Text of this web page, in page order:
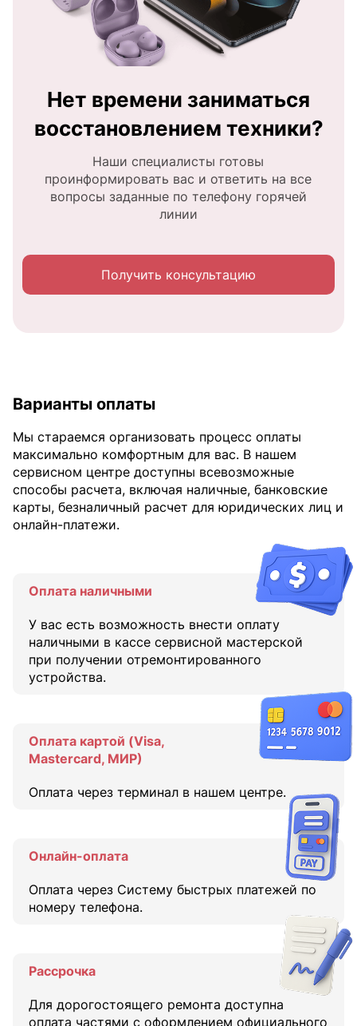
Нет времени заниматься
восстановлением техники?
Наши специалисты готовы
проинформировать вас и ответить на все
вопросы заданные по телефону горячей
линии
Получить консультацию
Варианты оплаты
Мы стараемся организовать процесс оплаты
максимально комфортным для вас. В нашем
сервисном центре доступны всевозможные
способы расчета, включая наличные, банковские
карты, безналичный расчет для юридических лиц и
онлайн-платежи.
Оплата наличными
У вас есть возможность внести оплату
наличными в кассе сервисной мастерской
при получении отремонтированного
устройства.
Оплата картой (Visa,
Mastercard, МИР)
Оплата через терминал в нашем центре.
Онлайн-оплата
Оплата через Систему быстрых платежей по
номеру телефона.
Рассрочка
Для дорогостоящего ремонта доступна
оплата частями с оформлением официального